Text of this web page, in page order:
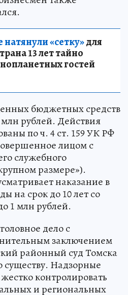
«сетку»для
13 лет тайно
гостей
бюджетных средств
млн рублей. Действия
по ч. 4 ст. 159 УК РФ
лицом с
служебного
размере»).
наказание в
на срок до 10 лет со
1 млн рублей.
дело с
заключением
районный суд Томска
существу. Надзорные
контролировать
и региональных